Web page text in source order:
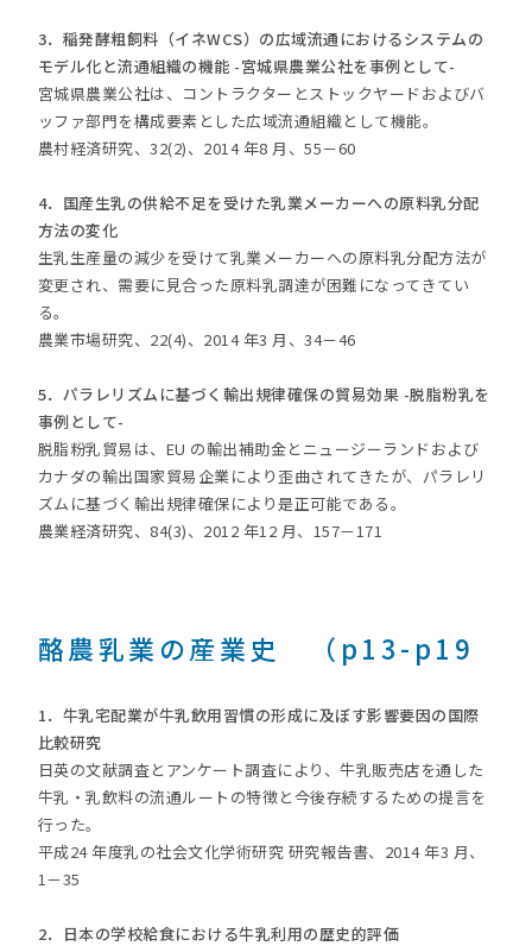
3．稲発酵粗飼料（イネWCS）の広域流通におけるシステムの
モデル化と流通組織の機能 -宮城県農業公社を事例として-
宮城県農業公社は、コントラクターとストックヤードおよびバ
ッファ部門を構成要素とした広域流通組織として機能。
農村経済研究、32(2)、2014 年8 月、55－60
4．国産生乳の供給不足を受けた乳業メーカーへの原料乳分配
方法の変化
生乳生産量の減少を受けて乳業メーカーへの原料乳分配方法が
変更され、需要に見合った原料乳調達が困難になってきてい
る。
農業市場研究、22(4)、2014 年3 月、34－46
5．パラレリズムに基づく輸出規律確保の貿易効果 -脱脂粉乳を
事例として-
脱脂粉乳貿易は、EU の輸出補助金とニュージーランドおよび
カナダの輸出国家貿易企業により歪曲されてきたが、パラレリ
ズムに基づく輸出規律確保により是正可能である。
農業経済研究、84(3)、2012 年12 月、157－171
酪農乳業の産業史 （p13-p19
1．牛乳宅配業が牛乳飲用習慣の形成に及ぼす影響要因の国際
比較研究
日英の文献調査とアンケート調査により、牛乳販売店を通した
牛乳・乳飲料の流通ルートの特徴と今後存続するための提言を
行った。
平成24 年度乳の社会文化学術研究 研究報告書、2014 年3 月、
1－35
2．日本の学校給食における牛乳利用の歴史的評価